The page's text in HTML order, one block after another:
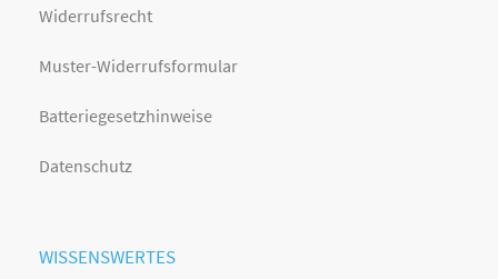
Widerrufsrecht
Muster-Widerrufsformular
Batteriegesetzhinweise
Datenschutz
WISSENSWERTES